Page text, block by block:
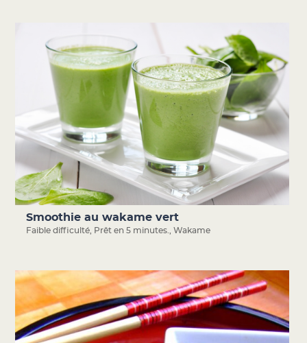
Smoothie au wakame vert
Faible difficulté Prêt en 5 minutes. ,Wakame